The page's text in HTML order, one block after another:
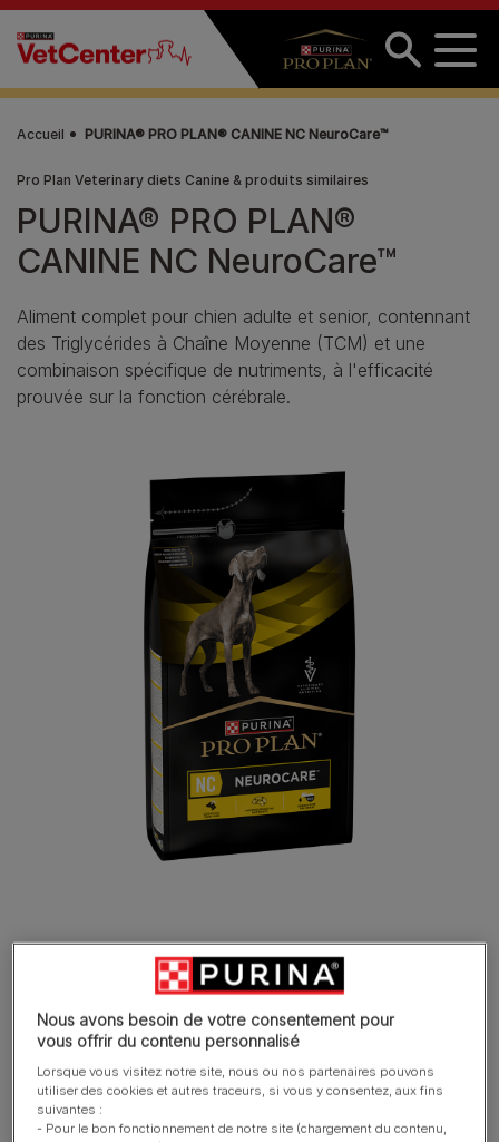
Aller au contenu principal
Accueil PURINA® PRO PLAN® CANINE NC NeuroCare™
Pro Plan Veterinary diets Canine & produits similaires
PURINA® PRO PLAN®
CANINE NC NeuroCare™
Aliment complet pour chien adulte et senior, contennant
des Triglycérides à Chaîne Moyenne (TCM) et une
combinaison spécifique de nutriments, à l'efficacité
prouvée sur la fonction cérébrale.
Fonction cérébrale
Formulé avec des TCM et des
nutriments neuroprotecteurs, à
l'efficacité cliniquement prouvée pour
aider à améliorer la fonction cérébrale.
Nous avons besoin de votre consentement pour
vous offrir du contenu personnalisé
Lorsque vous visitez notre site, nous ou nos partenaires pouvons
utiliser des cookies et autres traceurs, si vous y consentez, aux fins
suivantes :
- Pour le bon fonctionnement de notre site (chargement du contenu,